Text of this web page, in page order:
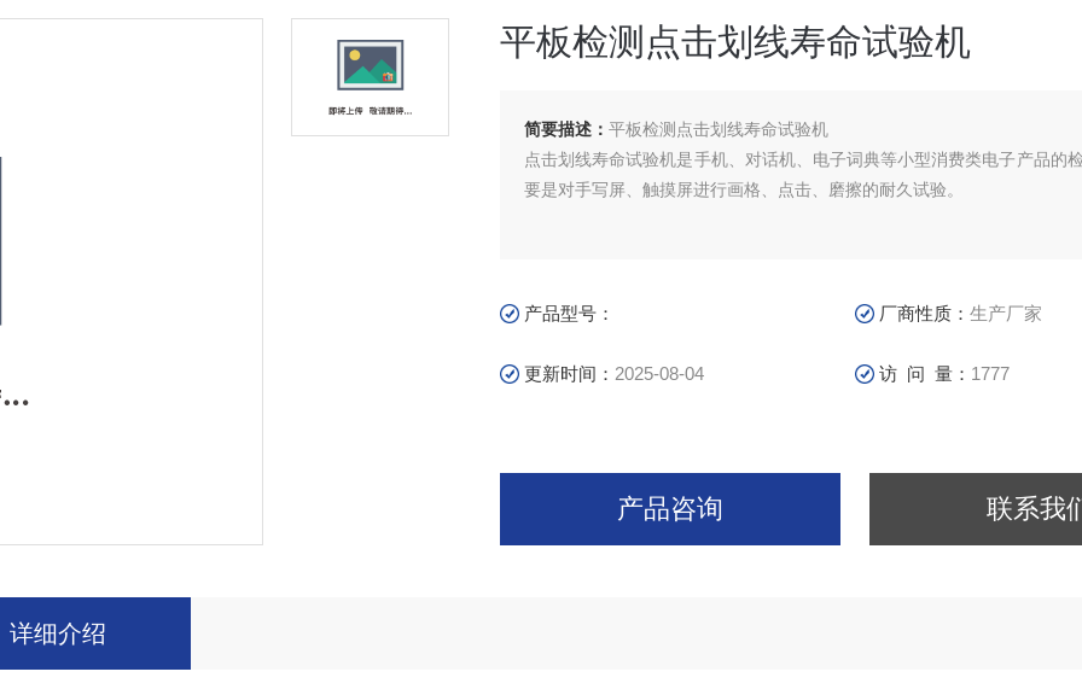
平板检测点击划线寿命试验机
简要描述： 平板检测点击划线寿命试验机
点击划线寿命试验机是手机、对话机、电子词典等小型消费类电子产品的
要是对手写屏、触摸屏进行画格、点击、磨擦的耐久试验。
产品型号： 厂商性质： 生产厂家
更新时间： 2025-08-04 访 问 量： 1777
产品咨询 联系我
详细介绍